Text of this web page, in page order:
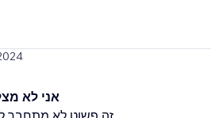
אני לא